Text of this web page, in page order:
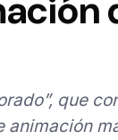
que
animación